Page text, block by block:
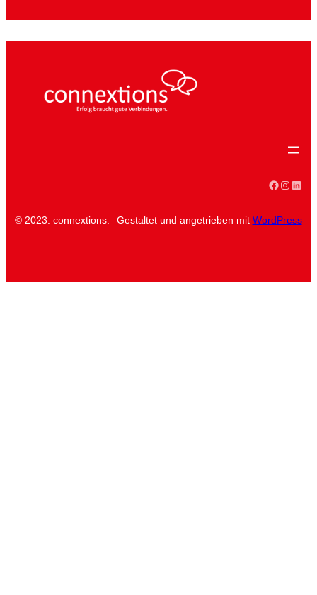
Facebook
© 2023. connextions. Gestaltet und angetrieben mit WordPress